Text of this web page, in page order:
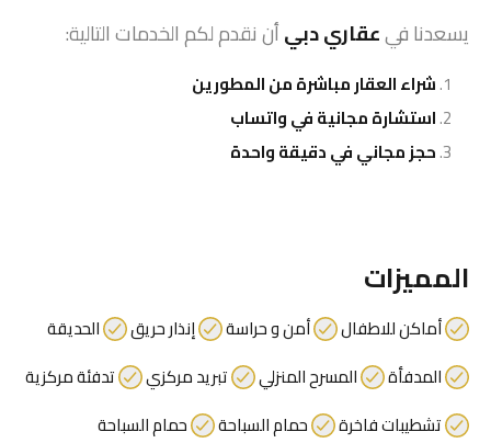
يسعدنا فيعقاري دبيأن نقدم لكم الخدمات التالية:
شراء العقار مباشرة من المطورين
استشارة مجانية في واتساب
حجز مجاني في دقيقة واحدة
المميزات
أماكن للاطفال أمن و حراسة إنذار حريق
الحديقة
المدفأة
المسرح المنزلي تبريد مركزي
تدفئة مركزية
تشطيبات فاخرة
حمام السباحة
حمام السباحة